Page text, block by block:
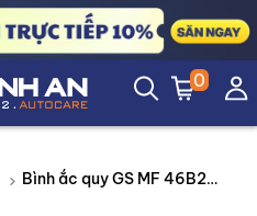
0
Bình ắc quy GS MF 46B24R 12V 45AH